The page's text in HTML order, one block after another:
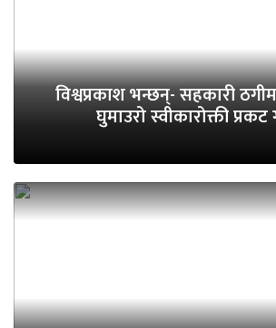
विश्वप्रकाश भन्छन्- सहकारी
घुमाउरो स्वीकारोक्ती